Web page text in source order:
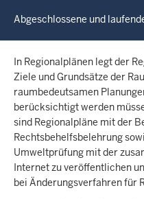
Abgeschlossene und
In Regionalplänen legt der
Ziele und Grundsätze der
raumbedeutsamen
berücksichtigt werden
sind Regionalpläne mit der
Rechtsbehelfsbelehrung
Umweltprüfung mit der
Internet zu veröffentlichen
bei Änderungsverfahren für